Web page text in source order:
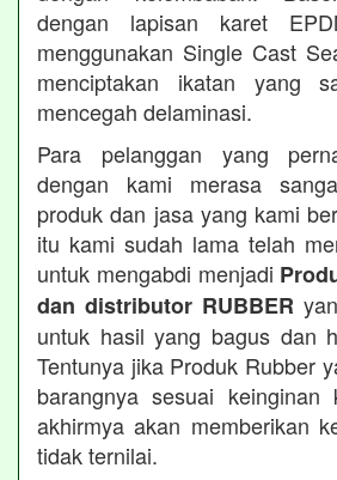
dengan lapisan karet
menggunakan Single Cast
menciptakan ikatan yang
mencegah delaminasi.
Para pelanggan yang
dengan kami merasa
produk dan jasa yang kami
itu kami sudah lama telah
untuk mengabdi menjadi
dan distributor RUBBER
untuk hasil yang bagus dan
Tentunya jika Produk Rubber
barangnya sesuai
akhirmya akan memberikan
tidak ternilai.